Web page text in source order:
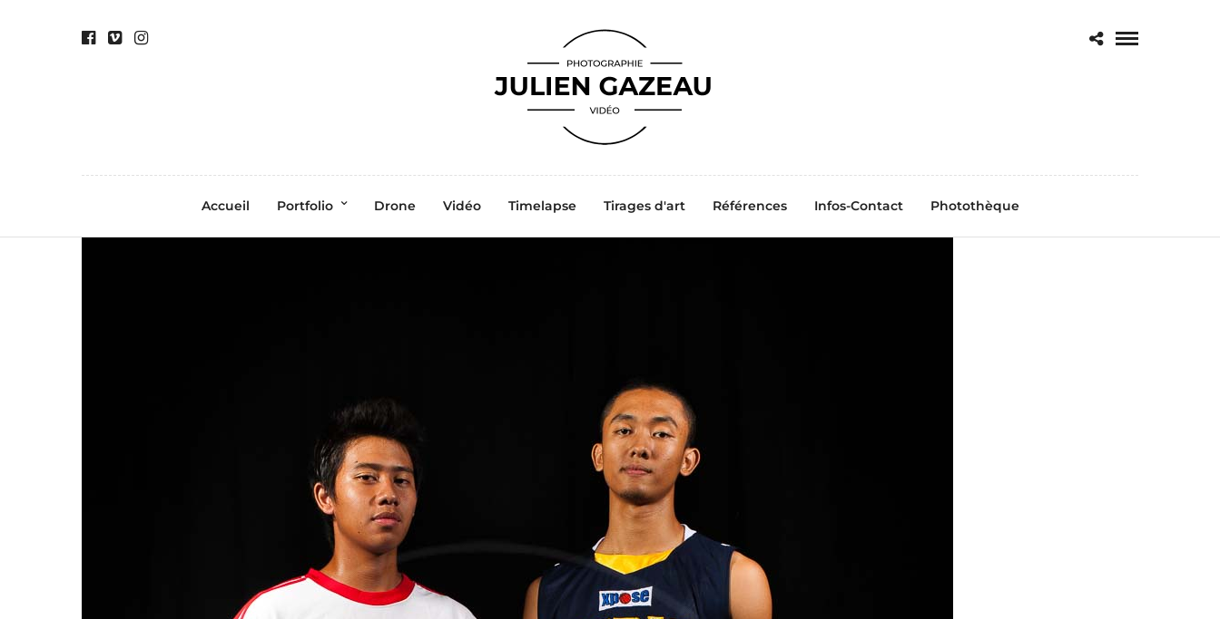
Accueil Portfolio Drone Vidéo Timelapse Tirages d'art Références Infos-Contact Photothèque